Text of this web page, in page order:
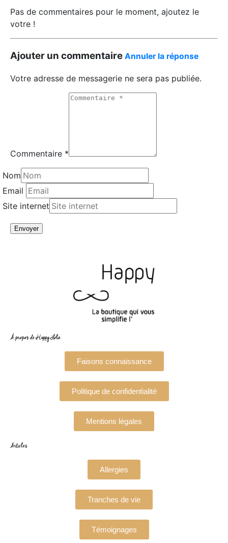
Pas de commentaires pour le moment, ajoutez le
votre !
Ajouter un commentaire Annuler la réponse
Votre adresse de messagerie ne sera pas publiée.
Commentaire *
Nom
Email
Site internet
Envoyer
À propos de Happy Lolie
Faisons connaissance
Politique de confidentialité
Mentions légales
Articles
Allergies
Tranches de vie
Témoignages